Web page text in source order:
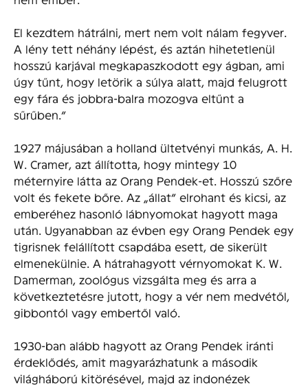
El kezdtem hátrálni, mert nem volt nálam fegyver.
A lény tett néhány lépést, és aztán hihetetlenül
hosszú karjával megkapaszkodott egy ágban, ami
úgy tűnt, hogy letörik a súlya alatt, majd felugrott
egy fára és jobbra-balra mozogva eltűnt a
sűrűben.”
1927 májusában a holland ültetvényi munkás, A. H.
W. Cramer, azt állította, hogy mintegy 10
méternyire látta az Orang Pendek-et. Hosszú szőre
volt és fekete bőre. Az „állat” elrohant és kicsi, az
emberéhez hasonló lábnyomokat hagyott maga
után. Ugyanabban az évben egy Orang Pendek egy
tigrisnek felállított csapdába esett, de sikerült
elmenekülnie. A hátrahagyott vérnyomokat K. W.
Damerman, zoológus vizsgálta meg és arra a
következtetésre jutott, hogy a vér nem medvétől,
gibbontól vagy embertől való.
1930-ban alább hagyott az Orang Pendek iránti
érdeklődés, amit magyarázhatunk a második
világháború kitörésével, majd az indonézek